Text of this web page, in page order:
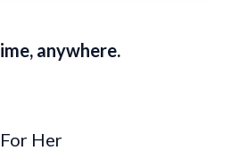
anywhere.
For Her